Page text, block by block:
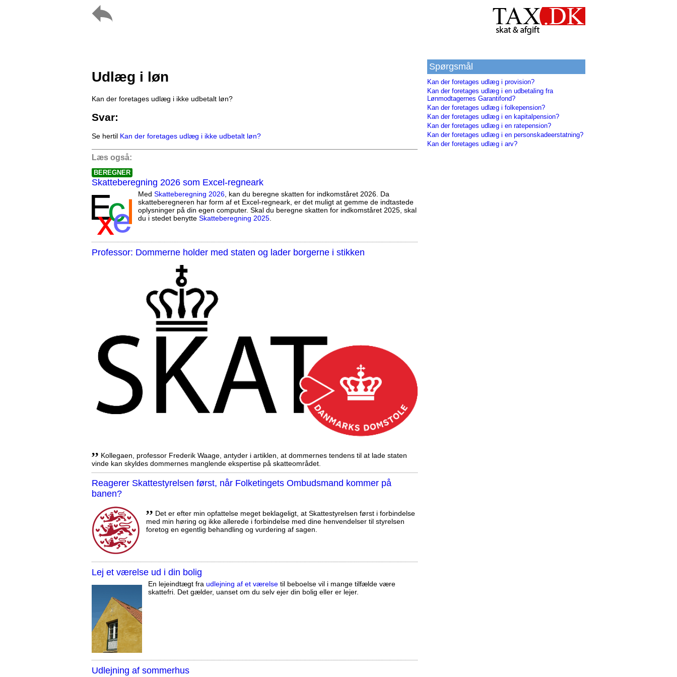
Udlæg i løn
Kan der foretages udlæg i ikke udbetalt løn?
Svar:
Se hertil Kan der foretages udlæg i ikke udbetalt løn?
Læs også:
BEREGNER
Skatteberegning 2026 som Excel-regneark
Med Skatteberegning 2026, kan du beregne skatten for indkomståret 2026. Da
skatteberegneren har form af et Excel-regneark, er det muligt at gemme de indtastede
oplysninger på din egen computer. Skal du beregne skatten for indkomståret 2025, skal
du i stedet benytte Skatteberegning 2025.
Professor: Dommerne holder med staten og lader borgerne i stikken
,, Kollegaen, professor Frederik Waage, antyder i artiklen, at dommernes tendens til at lade staten
vinde kan skyldes dommernes manglende ekspertise på skatteområdet.
Reagerer Skattestyrelsen først, når Folketingets Ombudsmand kommer på
banen?
,, Det er efter min opfattelse meget beklageligt, at Skattestyrelsen først i forbindelse
med min høring og ikke allerede i forbindelse med dine henvendelser til styrelsen
foretog en egentlig behandling og vurdering af sagen.
Lej et værelse ud i din bolig
En lejeindtægt fra udlejning af et værelse til beboelse vil i mange tilfælde være
skattefri. Det gælder, uanset om du selv ejer din bolig eller er lejer.
Udlejning af sommerhus
Spørgsmål
Kan der foretages udlæg i provision?
Kan der foretages udlæg i en udbetaling fra
Lønmodtagernes Garantifond?
Kan der foretages udlæg i folkepension?
Kan der foretages udlæg i en kapitalpension?
Kan der foretages udlæg i en ratepension?
Kan der foretages udlæg i en personskadeerstatning?
Kan der foretages udlæg i arv?